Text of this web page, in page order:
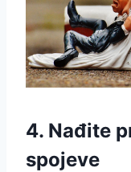
4. Nađite
spojeve